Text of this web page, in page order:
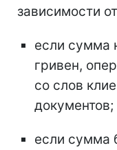
зависимости
если сумма
гривен,
со слов
документов;
если сумма